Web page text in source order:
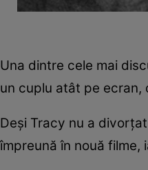
Una dintre cele mai
un cuplu atât pe ecran,
Deși Tracy nu a
împreună în nouă